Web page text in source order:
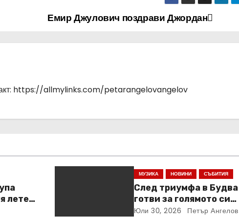
Емир Джулович поздрави Джордан
https://allmylinks.com/petarangelovangelov
летен
МУЗИКА НОВИНИ СЪБИТИЯ
След триумфа в
готви за голямото си
завръщане в София на 7
Юли 30, 2026 Петър Ангелов